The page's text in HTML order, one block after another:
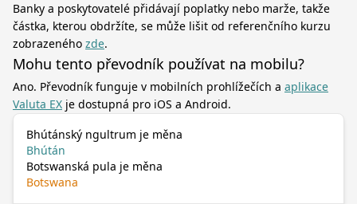
Banky a poskytovatelé přidávají poplatky nebo marže, takže
částka, kterou obdržíte, se může lišit od referenčního kurzu
zobrazeného zde.
Mohu tento převodník používat na mobilu?
Ano. Převodník funguje v mobilních prohlížečích a aplikace
Valuta EX je dostupná pro iOS a Android.
Bhútánský ngultrum je měna
Bhútán
Botswanská pula je měna
Botswana